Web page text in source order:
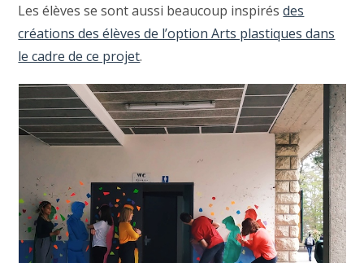
Les élèves se sont aussi beaucoup inspirésdes
créations des élèves de l’option Arts plastiques dans
le cadre de ce projet.